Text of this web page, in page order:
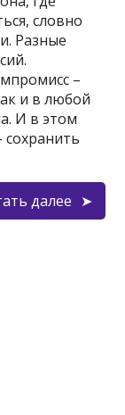
словно
Разные
–
и в любой
И в этом
далее